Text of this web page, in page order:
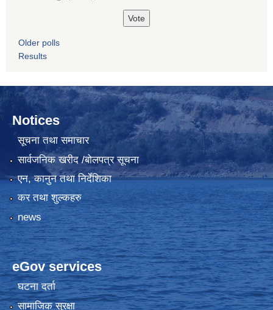
Older polls
Results
Notices
सूचना तथा समाचार
सार्वजनिक खरीद /बोलपत्र सूचना
एन, कानुन तथा निर्देशिका
कर तथा शुल्कहरु
news
eGov services
घटना दर्ता
सामाजिक सुरक्षा